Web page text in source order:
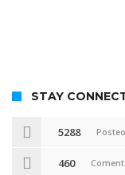
STAY
5288
460